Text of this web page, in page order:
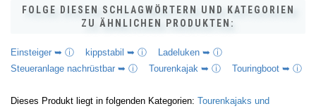
FOLGE DIESEN SCHLAGWÖRTERN UND KATEGORIEN
ZU ÄHNLICHEN PRODUKTEN:
Einsteiger ➥ ⓘ kippstabil ➥ ⓘ
Ladeluken ➥ ⓘ
Steueranlage nachrüstbar ➥ ⓘ Tourenkajak ➥ ⓘ Touringboot ➥ ⓘ
Dieses Produkt liegt in folgenden Kategorien: Tourenkajaks und